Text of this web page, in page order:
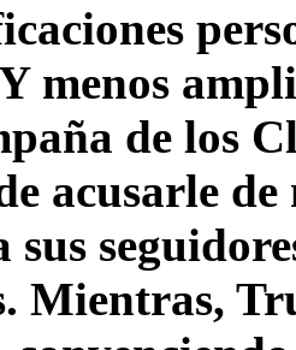
menos
de los
acusarle
sus
Mientras,